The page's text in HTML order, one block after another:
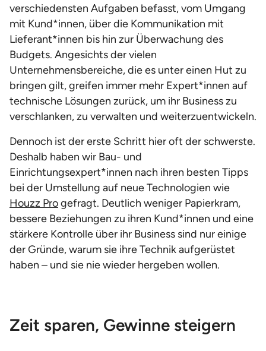
verschiedensten Aufgaben befasst, vom Umgang
mit Kund*innen, über die Kommunikation mit
Lieferant*innen bis hin zur Überwachung des
Budgets. Angesichts der vielen
Unternehmensbereiche, die es unter einen Hut zu
bringen gilt, greifen immer mehr Expert*innen auf
technische Lösungen zurück, um ihr Business zu
verschlanken, zu verwalten und weiterzuentwickeln.
Dennoch ist der erste Schritt hier oft der schwerste.
Deshalb haben wir Bau- und
Einrichtungsexpert*innen nach ihren besten Tipps
bei der Umstellung auf neue Technologien wie
Houzz Progefragt. Deutlich weniger Papierkram,
bessere Beziehungen zu ihren Kund*innen und eine
stärkere Kontrolle über ihr Business sind nur einige
der Gründe, warum sie ihre Technik aufgerüstet
haben – und sie nie wieder hergeben wollen.
Zeit sparen, Gewinne steigern